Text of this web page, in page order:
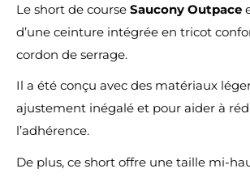
Le short de course Saucony Outpace
d’une ceinture intégrée en tricot
cordon de serrage.
Il a été conçu avec des matériaux
ajustement inégalé et pour aider à
l’adhérence.
De plus, ce short offre une taille mi-